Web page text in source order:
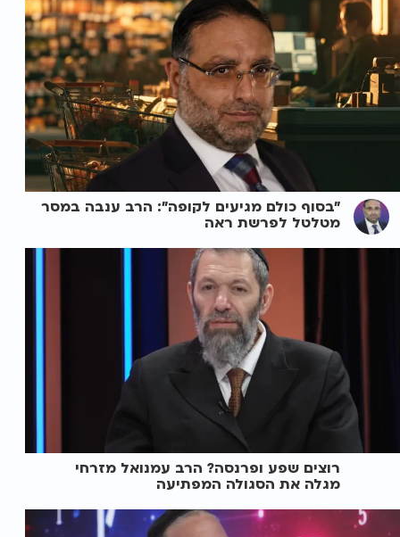
"בסוף כולם מגיעים לקופה": הרב ענבה במסר
מטלטל לפרשת ראה
רוצים שפע ופרנסה? הרב עמנואל מזרחי
מגלה את הסגולה המפתיעה